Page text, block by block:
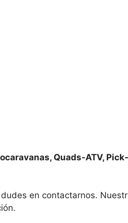
Quads-ATV,
en contactarnos.